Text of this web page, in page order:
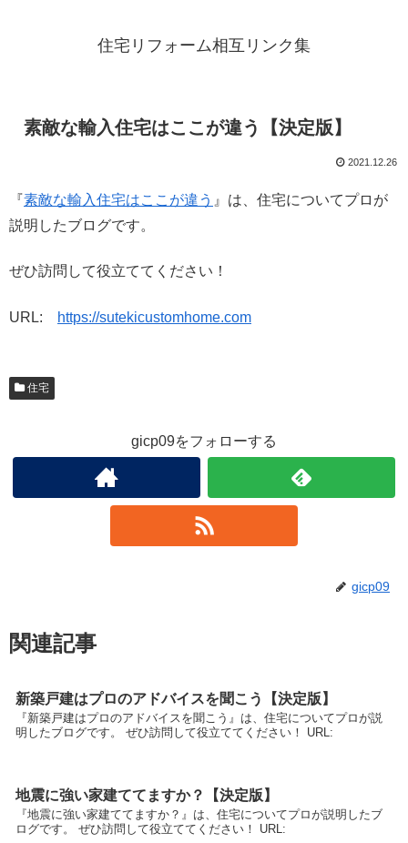
住宅リフォーム相互リンク集
素敵な輸入住宅はここが違う【決定版】
2021.12.26
『素敵な輸入住宅はここが違う 』は、住宅についてプロが
説明したブログです。
ぜひ訪問して役立ててください！
URL: https://sutekicustomhome.com
住宅
gicp09をフォローする
gicp09
関連記事
新築戸建はプロのアドバイスを聞こう【決定版】
『新築戸建はプロのアドバイスを聞こう』は、住宅についてプロが説
明したブログです。 ぜひ訪問して役立ててください！ URL:
地震に強い家建ててますか？【決定版】
『地震に強い家建ててますか？』は、住宅についてプロが説明したブ
ログです。 ぜひ訪問して役立ててください！ URL: